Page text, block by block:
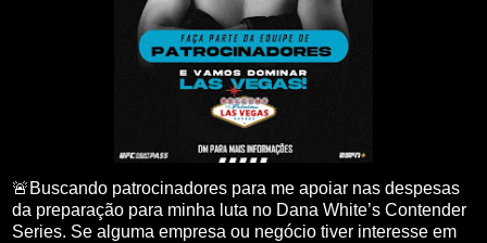
🚨Buscando patrocinadores para me apoiar nas despesas
da preparação para minha luta no Dana White’s Contender
Series. Se alguma empresa ou negócio tiver interesse em